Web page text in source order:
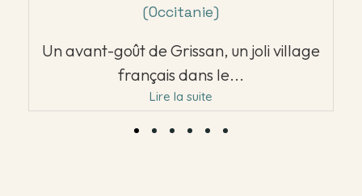
(Occitanie)
Un avant-goût de Grissan, un joli village
français dans le...
Lire la suite